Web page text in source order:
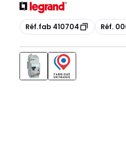
Copie
Réf.fab 410704 Copie
Réf.